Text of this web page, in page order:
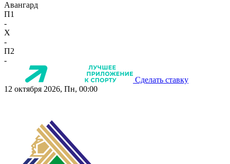
Авангард
П1
-
X
-
П2
-
Сделать ставку
12 октября 2026, Пн, 00:00